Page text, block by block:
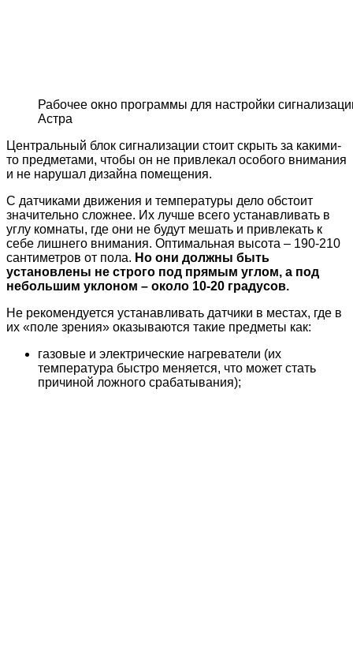
Рабочее окно программы для настройки
Астра
Центральный блок сигнализации стоит скрыть за какими-
то предметами, чтобы он не привлекал особого внимания
и не нарушал дизайна помещения.
С датчиками движения и температуры дело обстоит
значительно сложнее. Их лучше всего устанавливать в
углу комнаты, где они не будут мешать и привлекать к
себе лишнего внимания. Оптимальная высота – 190-210
сантиметров от пола. Но они должны быть
установлены не строго под прямым углом, а под
небольшим уклоном – около 10-20 градусов.
Не рекомендуется устанавливать датчики в местах, где в
их «поле зрения» оказываются такие предметы как:
газовые и электрические нагреватели (их
температура быстро меняется, что может стать
причиной ложного срабатывания);